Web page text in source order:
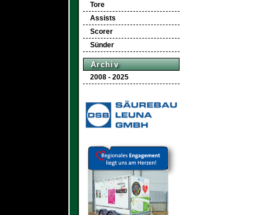
Tore
Assists
Scorer
Sünder
Archiv
2008 - 2025